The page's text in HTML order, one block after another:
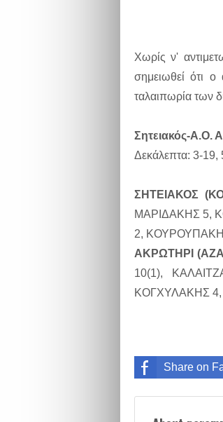
Χωρίς ν'
σημειωθεί ότι
ταλαιπωρία των
Σητειακός-Α.Ο.
Δεκάλεπτα: 3-19,
ΣΗΤΕΙΑΚΟΣ
ΜΑΡΙΔΑΚΗΣ 5,
2,
ΑΚΡΩΤΗΡΙ
10(1),
ΚΟΓΧΥΛΑΚΗΣ
Share on